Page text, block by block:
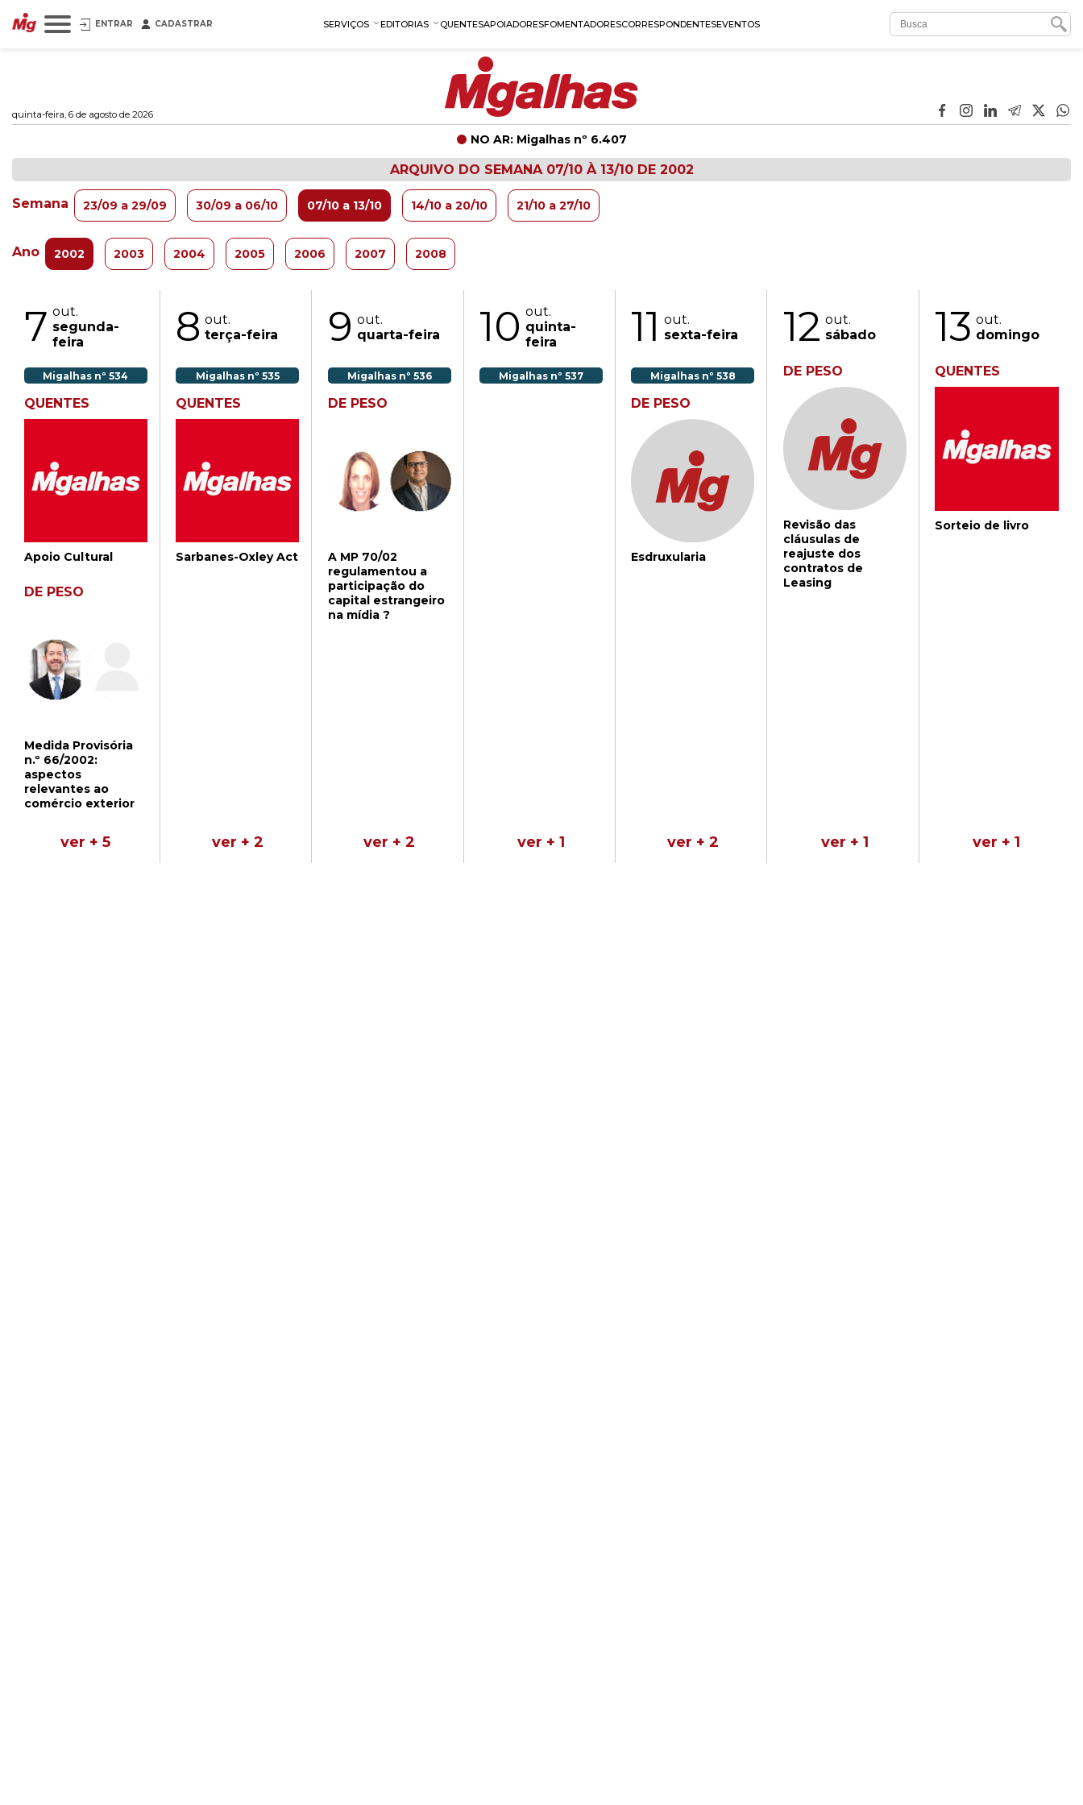
ENTRAR CADASTRAR SERVIÇOS EDITORIAS QUENTESAPOIADORESFOMENTADORESCORRESPONDENTESEVENTOS
quinta-feira, 6 de agosto de 2026
NO AR: Migalhas nº 6.407
ARQUIVO DO SEMANA 07/10 À 13/10 DE 2002
Semana 23/09 a 29/09 30/09 a 06/10 07/10 a 13/10 14/10 a 20/10 21/10 a 27/10
Ano 2002 2003 2004 2005 2006 2007 2008
7 out.
segunda-
feira
Migalhas nº 534
QUENTES
Apoio Cultural
DE PESO
Medida Provisória
n.º 66/2002:
aspectos
relevantes ao
comércio exterior
ver + 5
8 out.
terça-feira
Migalhas nº 535
QUENTES
Sarbanes-Oxley Act
ver + 2
9 out.
quarta-feira
Migalhas nº 536
DE PESO
A MP 70/02
regulamentou a
participação do
capital estrangeiro
na mídia ?
ver + 2
10 out.
quinta-
feira
Migalhas nº 537
ver + 1
11 out.
sexta-feira
Migalhas nº 538
DE PESO
Esdruxularia
ver + 2
12 out.
sábado
DE PESO
Revisão das
cláusulas de
reajuste dos
contratos de
Leasing
ver + 1
13 out.
domingo
QUENTES
Sorteio de livro
ver + 1